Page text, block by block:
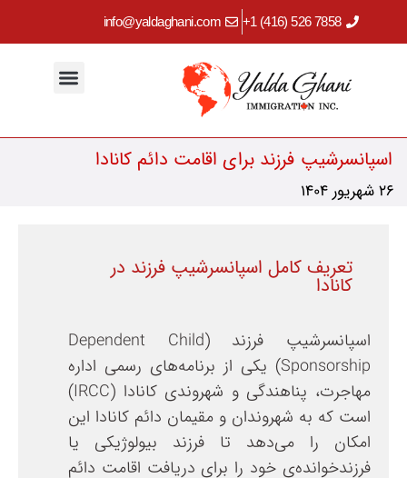
7858 526 (416) 1+
info@yaldaghani.com
اسپانسرشیپ فرزند برای اقامت دائم کانادا
26 شهریور 1404
تعریف کامل اسپانسرشیپ فرزند در
کانادا
اسپانسرشیپ فرزند (Dependent Child
Sponsorship) یکی از برنامه‌های رسمی اداره
مهاجرت، پناهندگی و شهروندی کانادا (IRCC)
است که به شهروندان و مقیمان دائم کانادا این
امکان را می‌دهد تا فرزند بیولوژیکی یا
فرزندخوانده‌ی خود را برای دریافت اقامت دائم